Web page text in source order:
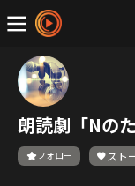
朗読劇「Nのた
フォロー スト